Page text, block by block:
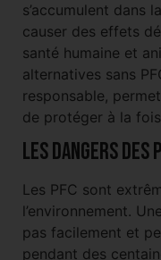
s’accumulent dans
causer des effets
santé humaine et
alternatives sans
responsable,
de protéger à la
Les dangers des
Les PFC sont
l’environnement.
pas facilement et
pendant des